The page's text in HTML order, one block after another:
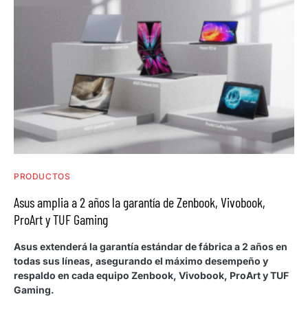
PRODUCTOS
Asus amplia a 2 años la garantía de Zenbook, Vivobook,
ProArt y TUF Gaming
Asus extenderá la garantía estándar de fábrica a 2 años en
todas sus líneas, asegurando el máximo desempeño y
respaldo en cada equipo Zenbook, Vivobook, ProArt y TUF
Gaming.